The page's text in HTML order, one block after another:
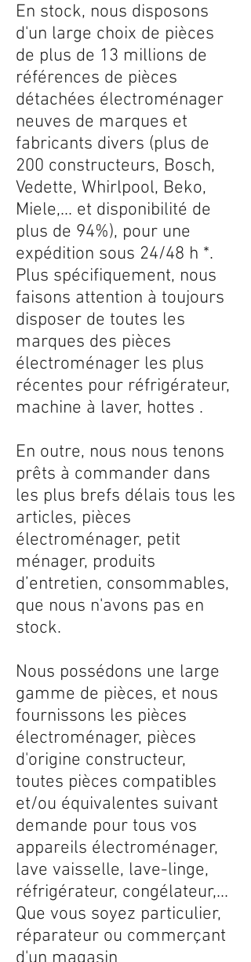
En stock, nous disposons
d'un large choix de pièces
de plus de 13 millions de
références de pièces
détachées électroménager
neuves de marques et
fabricants divers (plus de
200 constructeurs, Bosch,
Vedette, Whirlpool, Beko,
Miele,... et disponibilité de
plus de 94%), pour une
expédition sous 24/48 h *.
Plus spécifiquement, nous
faisons attention à toujours
disposer de toutes les
marques des pièces
électroménager les plus
récentes pour réfrigérateur,
machine à laver, hottes .
En outre, nous nous tenons
prêts à commander dans
les plus brefs délais tous les
articles, pièces
électroménager, petit
ménager, produits
d’entretien, consommables,
que nous n'avons pas en
stock.
Nous possédons une large
gamme de pièces, et nous
fournissons les pièces
électroménager, pièces
d'origine constructeur,
toutes pièces compatibles
et/ou équivalentes suivant
demande pour tous vos
appareils électroménager,
lave vaisselle, lave-linge,
réfrigérateur, congélateur,...
Que vous soyez particulier,
réparateur ou commerçant